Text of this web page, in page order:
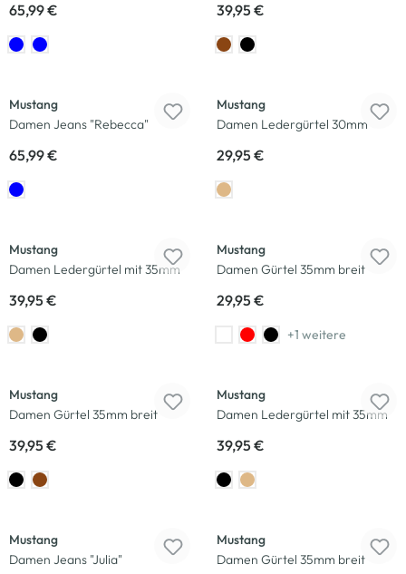
65,99 € 39,95 €
Mustang
Damen Jeans "Rebecca"
65,99 €
Mustang
Damen Ledergürtel 30mm
29,95 €
Mustang
Damen Ledergürtel mit 35mm
39,95 €
Mustang
Damen Gürtel 35mm breit
29,95 €
+1 weitere
Mustang
Damen Gürtel 35mm breit
39,95 €
Mustang
Damen Ledergürtel mit 35mm
39,95 €
Mustang
Damen Jeans "Julia"
Mustang
Damen Gürtel 35mm breit